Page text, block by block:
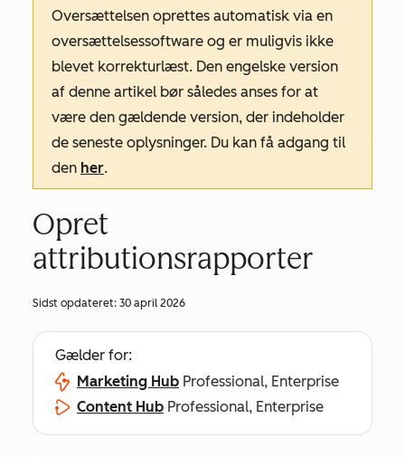
Oversættelsen oprettes automatisk via en
oversættelsessoftware og er muligvis ikke
blevet korrekturlæst. Den engelske version
af denne artikel bør således anses for at
være den gældende version, der indeholder
de seneste oplysninger. Du kan få adgang til
den her.
Opret
attributionsrapporter
Sidst opdateret: 30 april 2026
Gælder for:
Marketing Hub Professional, Enterprise
Content Hub Professional, Enterprise